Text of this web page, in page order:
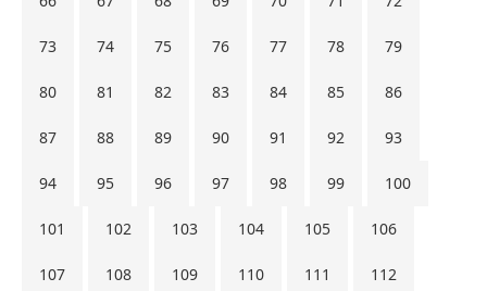
73 74 75 76 77 78 79
80 81 82 83 84 85 86
87 88 89 90 91 92 93
94 95 96 97 98 99 100
101 102 103 104 105 106
107 108 109 110 111 112